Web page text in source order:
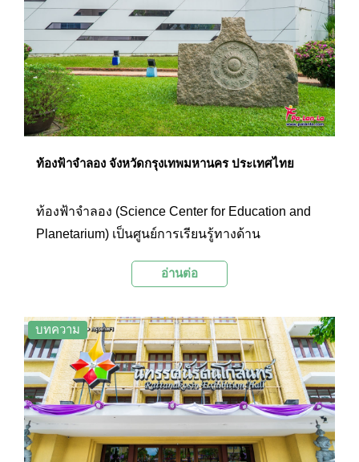
ท้องฟ้าจำลอง จังหวัดกรุงเทพมหานคร ประเทศไทย
ท้องฟ้าจำลอง (Science Center for Education and
Planetarium) เป็นศูนย์การเรียนรู้ทางด้าน
ของท้องฟ้าจำลองคือการเข้าไปชมภาพยนตร์ในโดม
เรียนรู้กันอย่างเห็นภาพชัดเจน ไม่ว่าจะเป็นการดูดาว
ตำแหน่งของดวงดาว กลุ่มดาว ดาวฤกษ์ และดาว
เคราะห์ต่างๆ นอกจากนี้ทางท้องฟ้าจำลองยังมีการ
ฉายภาพยนตร์เต็มโดมประจำเดือนอีกด้วย โดยช่วง
สอนดูดาวจะใช้เวลา 30 นาที และช่วงภาพยนตร์จะ
ใช้เวลา 20 นาที
อ่านต่อ
บทความ